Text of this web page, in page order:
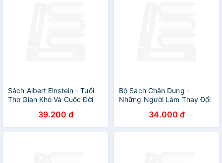
Sách Albert Einstein - Tuổi
Thơ Gian Khó Và Cuộc Đời
39.200 đ
Bộ Sách Chân Dung -
Những Người Làm Thay Đổi
34.000 đ